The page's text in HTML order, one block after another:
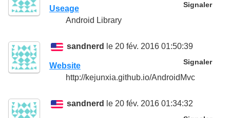
Signaler
Useage
Android Library
sandnerd le 20 fév. 2016 01:50:39
Signaler
Website
http://kejunxia.github.io/AndroidMvc
sandnerd le 20 fév. 2016 01:34:32